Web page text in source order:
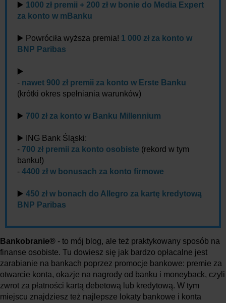
▶️ 1000 zł premii + 200 zł w bonie do Media Expert
za konto w mBanku
▶️ Powróciła wyższa premia! 1 000 zł za konto w
BNP Paribas
▶️
- nawet 900 zł premii za konto w Erste Banku
(krótki okres spełniania warunków)
▶️ 700 zł za konto w Banku Millennium
▶️ ING Bank Śląski:
- 700 zł premii za konto osobiste (rekord w tym
banku!)
- 4400 zł w bonusach za konto firmowe
▶️ 450 zł w bonach do Allegro za kartę kredytową
BNP Paribas
Bankobranie® - to mój blog, ale też praktykowany sposób na
finanse osobiste. Tu dowiesz się jak bardzo opłacalne jest
zarabianie na bankach poprzez promocje bankowe: premie za
otwarcie konta, okazje na nagrody od banku i moneyback, czyli
zwrot za płatności kartą debetową lub kredytową. W tym
miejscu znajdziesz też najlepsze lokaty bankowe i konta